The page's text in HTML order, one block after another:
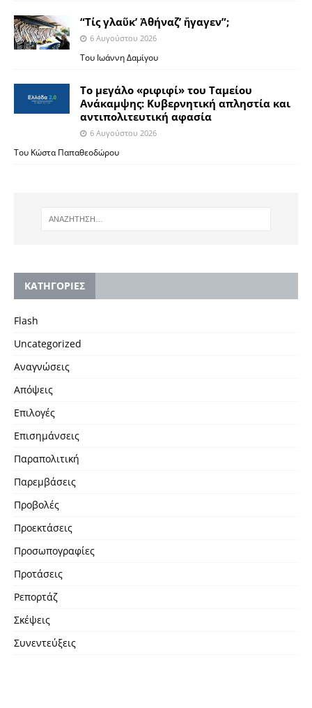
“Τίς γλαῦκ’ Ἀθήναζ’ ἤγαγεν”;
6 Αυγούστου 2026
Του Ιωάννη Δαμίγου
Το μεγάλο «ριφιφί» του Ταμείου
Ανάκαμψης: Κυβερνητική απληστία και
αντιπολιτευτική αφασία
6 Αυγούστου 2026
Του Κώστα Παπαθεοδώρου
KΑΤΗΓΟΡΙΕΣ
Flash
Uncategorized
Αναγνώσεις
Απόψεις
Επιλογές
Επισημάνσεις
Παραπολιτική
Παρεμβάσεις
Προβολές
Προεκτάσεις
Προσωπογραφίες
Προτάσεις
Ρεπορτάζ
Σκέψεις
Συνεντεύξεις